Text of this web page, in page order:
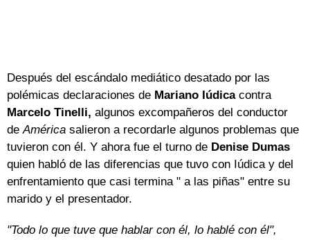
Después del escándalo mediático desatado por las
polémicas declaraciones de Mariano Iúdicacontra
Marcelo Tinelli, algunos excompañeros del conductor
deAmérica salieron a recordarle algunos problemas que
tuvieron con él. Y ahora fue el turno de Denise Dumas
quien habló de las diferencias que tuvo con Iúdica y del
enfrentamiento que casi termina " a las piñas" entre su
marido y el presentador.
"Todo lo que tuve que hablar con él, lo hablé con él",